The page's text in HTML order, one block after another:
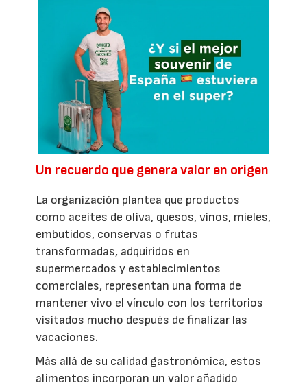
Un recuerdo que genera valor en origen
La organización plantea que productos
como aceites de oliva, quesos, vinos, mieles,
embutidos, conservas o frutas
transformadas, adquiridos en
supermercados y establecimientos
comerciales, representan una forma de
mantener vivo el vínculo con los territorios
visitados mucho después de finalizar las
vacaciones.
Más allá de su calidad gastronómica, estos
alimentos incorporan un valor añadido